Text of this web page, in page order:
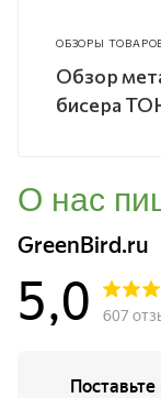
ОБЗОРЫ
Обзор
бисера
О нас